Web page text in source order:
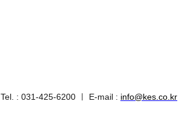
Tel. : 031-425-6200 ㅣ E-mail : info@kes.co.kr